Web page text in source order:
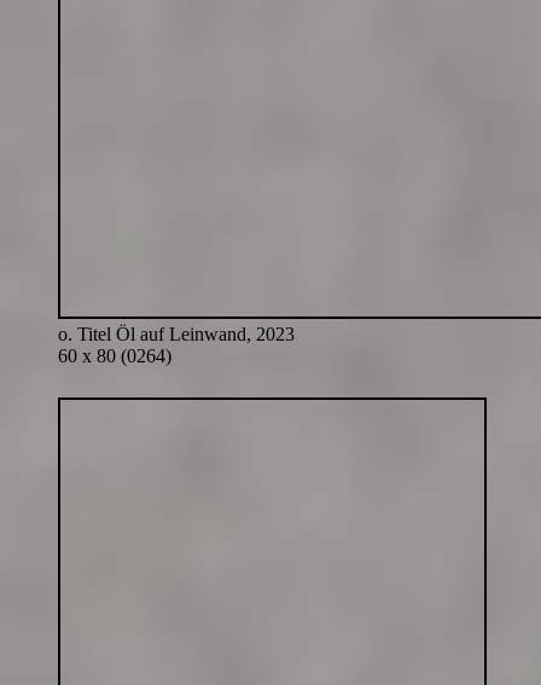
o. Titel Öl auf Leinwand, 2023
60 x 80 (0264)